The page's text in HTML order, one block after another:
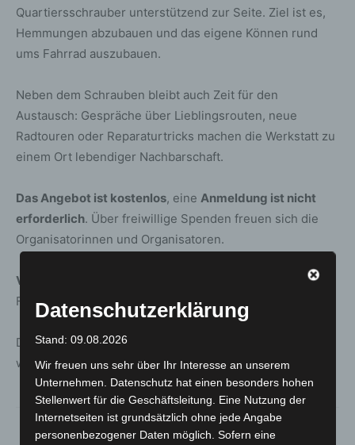
Quartiersschrauber unterstützend zur Seite. Ziel ist es,
Hemmungen abzubauen und das eigene Können rund
ums Fahrrad auszubauen.
Neben dem Schrauben bleibt auch Zeit für den
Austausch: Gespräche über Lieblingsrouten, neue
Radtouren oder Reparaturtricks machen die Werkstatt zu
einem Ort lebendiger Nachbarschaft.
Das Angebot ist kostenlos, eine Anmeldung ist nicht
erforderlich. Über freiwillige Spenden freuen sich die
Organisatorinnen und Organisatoren.
Veranstaltungsort:
Freiligrathstraße 11, 30851 Langenhagen
Die Fahrradwerkstatt „Quartiersschrauber Wiesenau“
wird gefördert vom BMUV und der „Anstiftung“.
Datenschutzerklärung
Stand: 09.08.2026
Wir freuen uns sehr über Ihr Interesse an unserem
Unternehmen. Datenschutz hat einen besonders hohen
Stellenwert für die Geschäftsleitung. Eine Nutzung der
Internetseiten ist grundsätzlich ohne jede Angabe
personenbezogener Daten möglich. Sofern eine